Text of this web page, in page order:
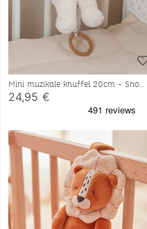
Mini muzikale knuffel 20cm - Snow
24,95 €